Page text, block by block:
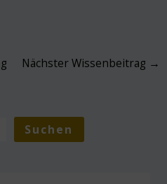
Nächster Wissenbeitrag →
Suchen